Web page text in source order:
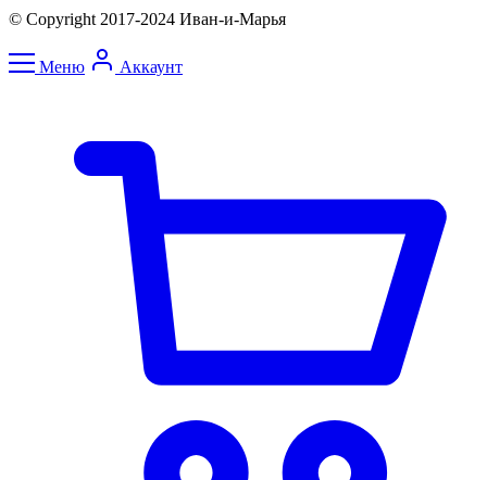
© Copyright 2017-2024 Иван-и-Марья
Меню Аккаунт